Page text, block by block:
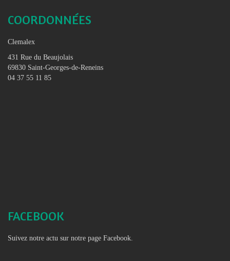
COORDONNÉES
Clemalex
431 Rue du Beaujolais
69830 Saint-Georges-de-Reneins
04 37 55 11 85
FACEBOOK
Suivez notre actu sur notre page Facebook.